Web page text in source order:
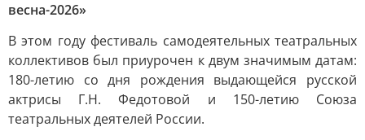
весна-2026»
В этом году фестиваль самодеятельных театральных
коллективов был приурочен к двум значимым датам:
180-летию со дня рождения выдающейся русской
актрисы Г.Н. Федотовой и 150-летию Союза
театральных деятелей России.